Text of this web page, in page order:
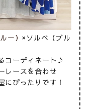
ー）×ソルベ（ブル
コーディネート♪
レースを合わせ
にぴったりです！
ハタ
ホワイ
に、ブ
な風合
ネイト